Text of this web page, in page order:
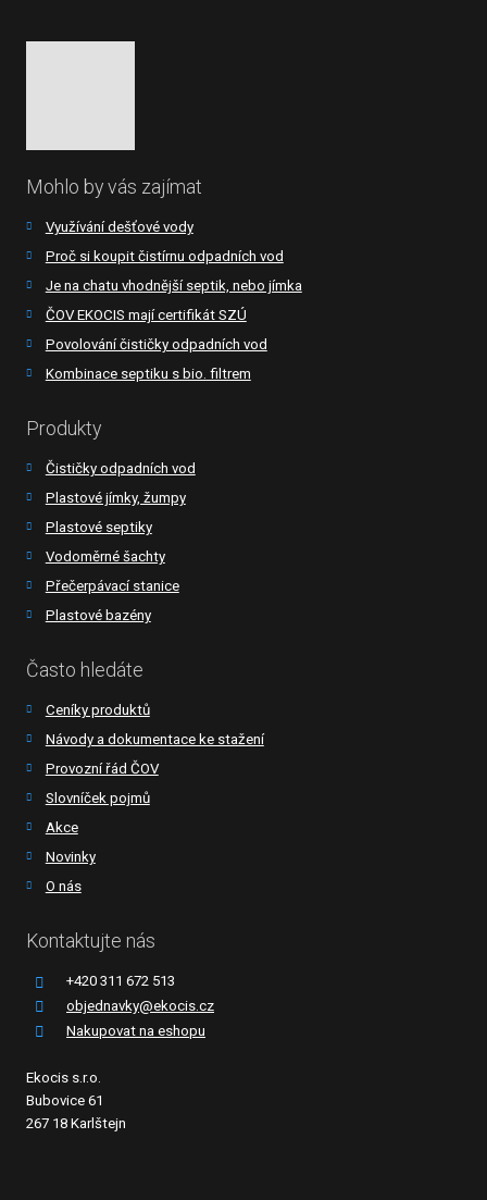
Mohlo by vás zajímat
Využívání dešťové vody
Proč si koupit čistírnu odpadních vod
Je na chatu vhodnější septik, nebo jímka
ČOV EKOCIS mají certifikát SZÚ
Povolování čističky odpadních vod
Kombinace septiku s bio. filtrem
Produkty
Čističky odpadních vod
Plastové jímky, žumpy
Plastové septiky
Vodoměrné šachty
Přečerpávací stanice
Plastové bazény
Často hledáte
Ceníky produktů
Návody a dokumentace ke stažení
Provozní řád ČOV
Slovníček pojmů
Akce
Novinky
O nás
Kontaktujte nás
+420 311 672 513
objednavky@ekocis.cz
Nakupovat na eshopu
Ekocis s.r.o.
Bubovice 61
267 18 Karlštejn